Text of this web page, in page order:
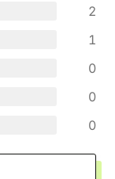
2
1
0
0
0